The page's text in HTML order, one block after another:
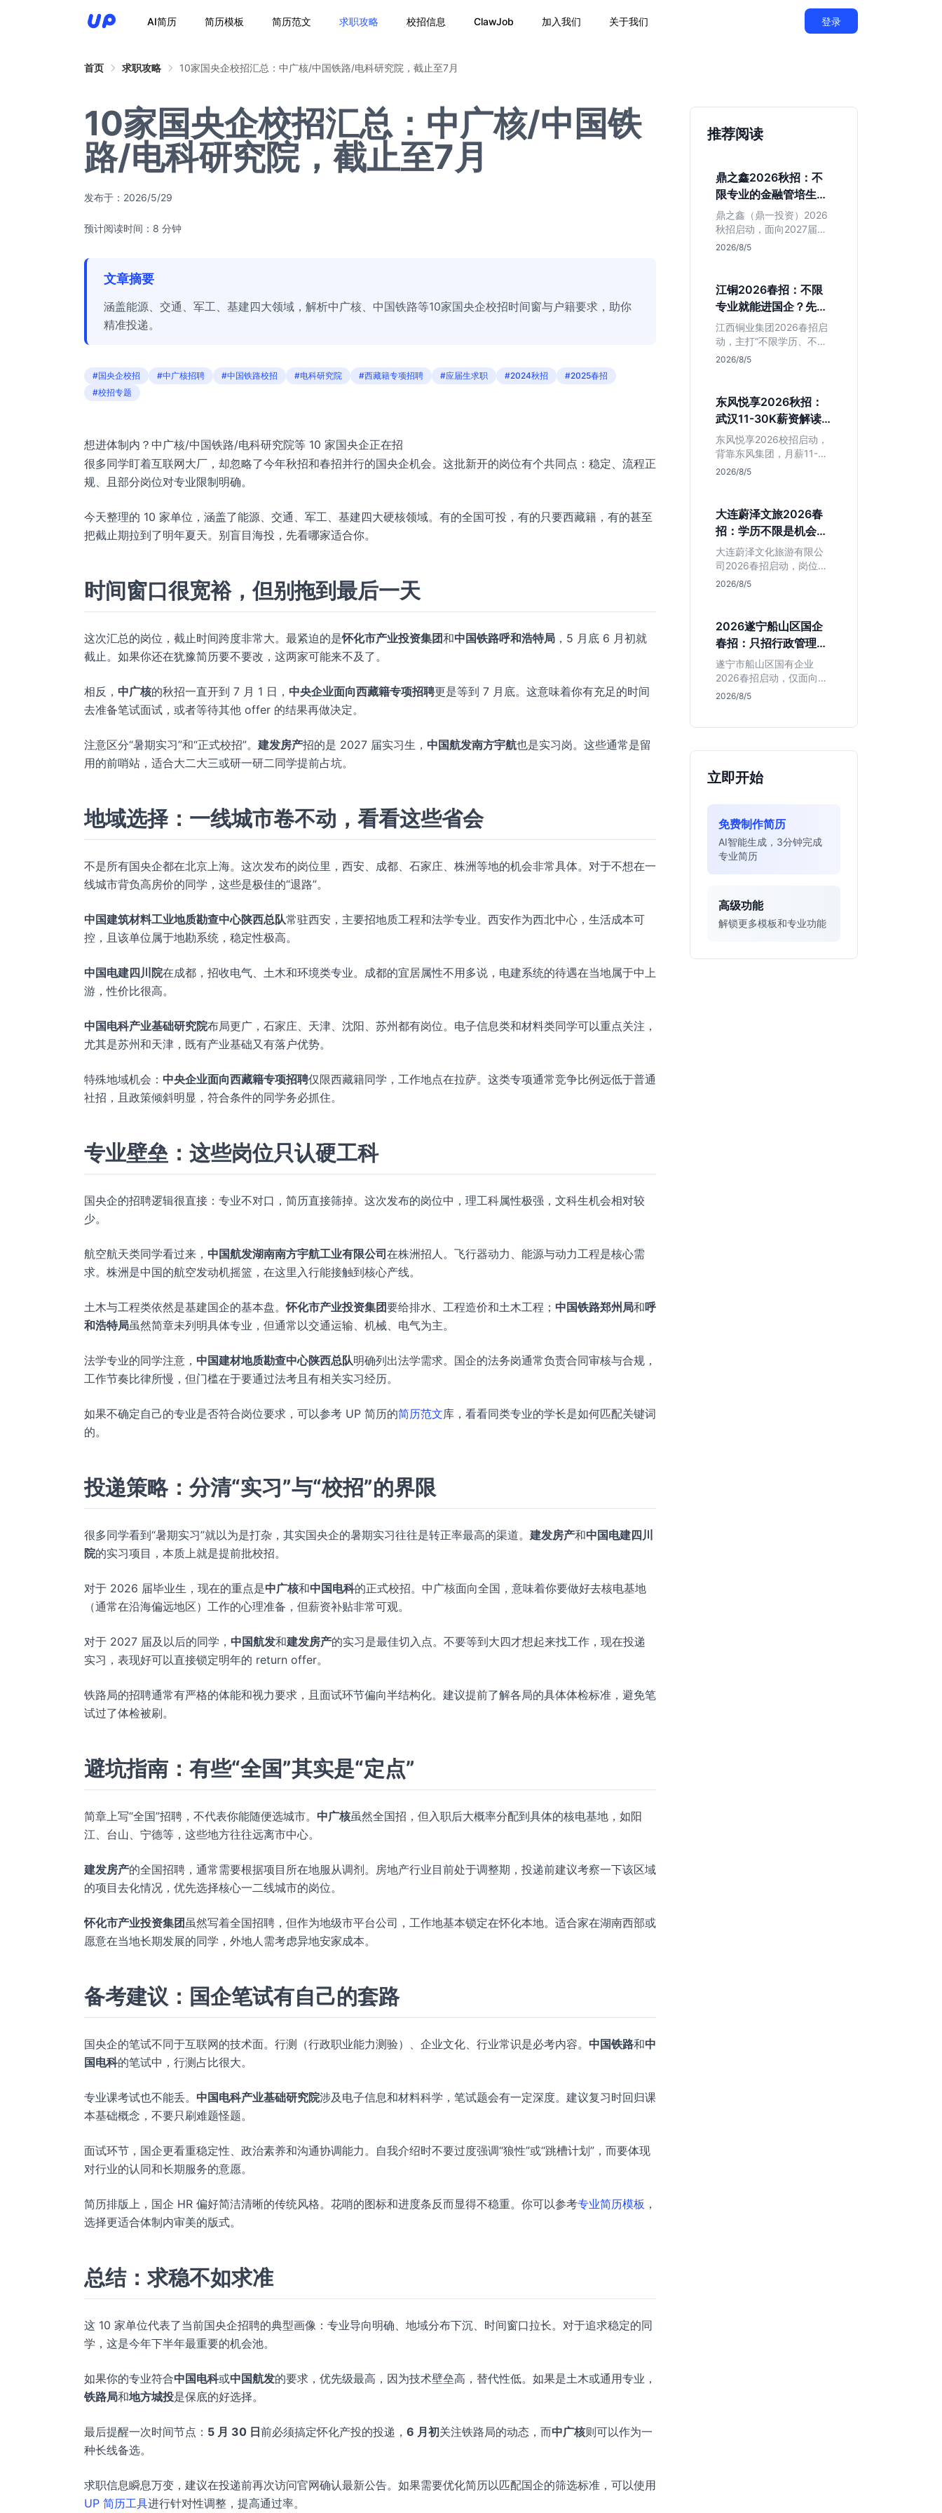
AI简历 简历模板 简历范文 求职攻略 校招信息 ClawJob 加入我们 关于我们 登录
首页 求职攻略 10家国央企校招汇总：中广核/中国铁路/电科研究院，截止至7月
10家国央企校招汇总：中广核/中国铁
路/电科研究院，截止至7月
发布于： 2026/5/29
预计阅读时间：8 分钟
文章摘要
涵盖能源、交通、军工、基建四大领域，解析中广核、中国铁路等10家国央企校招时间窗与户籍要求，助你
精准投递。
#国央企校招 #中广核招聘 #中国铁路校招 #电科研究院 #西藏籍专项招聘 #应届生求职 #2024秋招
#2025春招
#校招专题
想进体制内？中广核/中国铁路/电科研究院等 10 家国央企正在招
很多同学盯着互联网大厂，却忽略了今年秋招和春招并行的国央企机会。这批新开的岗位有个共同点：稳定、流程正
规、且部分岗位对专业限制明确。
今天整理的 10 家单位，涵盖了能源、交通、军工、基建四大硬核领域。有的全国可投，有的只要西藏籍，有的甚至
把截止期拉到了明年夏天。别盲目海投，先看哪家适合你。
时间窗口很宽裕，但别拖到最后一天
这次汇总的岗位，截止时间跨度非常大。最紧迫的是怀化市产业投资集团和中国铁路呼和浩特局 ，5 月底 6 月初就
截止。如果你还在犹豫简历要不要改，这两家可能来不及了。
相反， 中广核的秋招一直开到 7 月 1 日， 中央企业面向西藏籍专项招聘更是等到 7 月底。这意味着你有充足的时间
去准备笔试面试，或者等待其他 offer 的结果再做决定。
注意区分“暑期实习”和“正式校招”。 建发房产招的是 2027 届实习生， 中国航发南方宇航也是实习岗。这些通常是留
用的前哨站，适合大二大三或研一研二同学提前占坑。
地域选择：一线城市卷不动，看看这些省会
不是所有国央企都在北京上海。这次发布的岗位里，西安、成都、石家庄、株洲等地的机会非常具体。对于不想在一
线城市背负高房价的同学，这些是极佳的“退路”。
中国建筑材料工业地质勘查中心陕西总队常驻西安，主要招地质工程和法学专业。西安作为西北中心，生活成本可
控，且该单位属于地勘系统，稳定性极高。
中国电建四川院在成都，招收电气、土木和环境类专业。成都的宜居属性不用多说，电建系统的待遇在当地属于中上
游，性价比很高。
中国电科产业基础研究院布局更广，石家庄、天津、沈阳、苏州都有岗位。电子信息类和材料类同学可以重点关注，
尤其是苏州和天津，既有产业基础又有落户优势。
特殊地域机会： 中央企业面向西藏籍专项招聘仅限西藏籍同学，工作地点在拉萨。这类专项通常竞争比例远低于普通
社招，且政策倾斜明显，符合条件的同学务必抓住。
专业壁垒：这些岗位只认硬工科
国央企的招聘逻辑很直接：专业不对口，简历直接筛掉。这次发布的岗位中，理工科属性极强，文科生机会相对较
少。
航空航天类同学看过来， 中国航发湖南南方宇航工业有限公司 在株洲招人。飞行器动力、能源与动力工程是核心需
求。株洲是中国的航空发动机摇篮，在这里入行能接触到核心产线。
土木与工程类依然是基建国企的基本盘。怀化市产业投资集团要给排水、工程造价和土木工程； 中国铁路郑州局和呼
和浩特局虽然简章未列明具体专业，但通常以交通运输、机械、电气为主。
法学专业的同学注意， 中国建材地质勘查中心陕西总队明确列出法学需求。国企的法务岗通常负责合同审核与合规，
工作节奏比律所慢，但门槛在于要通过法考且有相关实习经历。
如果不确定自己的专业是否符合岗位要求，可以参考 UP 简历的简历范文库，看看同类专业的学长是如何匹配关键词
的。
投递策略：分清“实习”与“校招”的界限
很多同学看到“暑期实习”就以为是打杂，其实国央企的暑期实习往往是转正率最高的渠道。 建发房产和中国电建四川
院的实习项目，本质上就是提前批校招。
对于 2026 届毕业生，现在的重点是中广核和中国电科的正式校招。中广核面向全国，意味着你要做好去核电基地
（通常在沿海偏远地区）工作的心理准备，但薪资补贴非常可观。
对于 2027 届及以后的同学， 中国航发和建发房产的实习是最佳切入点。不要等到大四才想起来找工作，现在投递
实习，表现好可以直接锁定明年的 return offer。
铁路局的招聘通常有严格的体能和视力要求，且面试环节偏向半结构化。建议提前了解各局的具体体检标准，避免笔
试过了体检被刷。
避坑指南：有些“全国”其实是“定点”
简章上写“全国”招聘，不代表你能随便选城市。 中广核虽然全国招，但入职后大概率分配到具体的核电基地，如阳
江、台山、宁德等，这些地方往往远离市中心。
建发房产的全国招聘，通常需要根据项目所在地服从调剂。房地产行业目前处于调整期，投递前建议考察一下该区域
的项目去化情况，优先选择核心一二线城市的岗位。
怀化市产业投资集团虽然写着全国招聘，但作为地级市平台公司，工作地基本锁定在怀化本地。适合家在湖南西部或
愿意在当地长期发展的同学，外地人需考虑异地安家成本。
备考建议：国企笔试有自己的套路
国央企的笔试不同于互联网的技术面。行测（行政职业能力测验）、企业文化、行业常识是必考内容。 中国铁路和中
国电科的笔试中，行测占比很大。
专业课考试也不能丢。 中国电科产业基础研究院涉及电子信息和材料科学，笔试题会有一定深度。建议复习时回归课
本基础概念，不要只刷难题怪题。
面试环节，国企更看重稳定性、政治素养和沟通协调能力。自我介绍时不要过度强调“狼性”或“跳槽计划”，而要体现
对行业的认同和长期服务的意愿。
简历排版上，国企 HR 偏好简洁清晰的传统风格。花哨的图标和进度条反而显得不稳重。你可以参考专业简历模板 ，
选择更适合体制内审美的版式。
总结：求稳不如求准
这 10 家单位代表了当前国央企招聘的典型画像：专业导向明确、地域分布下沉、时间窗口拉长。对于追求稳定的同
学，这是今年下半年最重要的机会池。
如果你的专业符合中国电科或中国航发的要求，优先级最高，因为技术壁垒高，替代性低。如果是土木或通用专业，
铁路局和地方城投是保底的好选择。
最后提醒一次时间节点： 5 月 30 日前必须搞定怀化产投的投递， 6 月初关注铁路局的动态，而中广核则可以作为一
种长线备选。
求职信息瞬息万变，建议在投递前再次访问官网确认最新公告。如果需要优化简历以匹配国企的筛选标准，可以使用
UP 简历工具进行针对性调整，提高通过率。
推荐阅读
鼎之鑫2026秋招：不
限专业的金融管培生值
得投吗？
鼎之鑫（鼎一投资）2026
秋招启动，面向2027届推
出不限专业管培生。本文
槛，帮你判断是否值得投
递。
2026/8/5
江铜2026春招：不限
专业就能进国企？先看
清这几点再投
江西铜业集团2026春招启
动，主打“不限学历、不限
专业”。本文拆解其背后的
应届生判断是否值得作为
国企兜底选项。
2026/8/5
东风悦享2026秋招：
武汉11-30K薪资解读
与避坑指南
东风悦享2026校招启动，
背靠东风集团，月薪11-
30K在武汉极具竞争力。
入的跨境电商岗，助应届
生精准投递研发方向。
2026/8/5
大连蔚泽文旅2026春
招：学历不限是机会还
是坑？辽宁本地生必看
大连蔚泽文化旅游有限公
司2026春招启动，岗位信
息模糊且学历不限。本文
辽宁本地应届生判断是否
值得投递。
2026/8/5
2026遂宁船山区国企
春招：只招行政管理，
本地生必看
遂宁市船山区国有企业
2026春招启动，仅面向行
政管理专业。招聘截止至
资细节未公开，竞争周期
2026/8/5
立即开始
免费制作简历
AI智能生成，3分钟完成
专业简历
高级功能
解锁更多模板和专业功能